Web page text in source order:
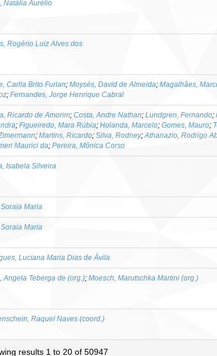
Natália Aurélio
Rogério Luiz Alves dos
Carlla Brito Furlan; Moysés, David de Almeida; Magalhães,
; Fernandes, Jorge Henrique Cabral
Ricardo de Amorim; Costa, Andre Nathan; Lundgren, Fernando;
; Figueiredo, Mara Rúbia; Holanda, Marcelo; Gomes, Mauro;
; Martins, Ricardo; Silva, Rodney; Athanazio, Rodrigo
Maurici da; Pereira, Mônica Corso
Isabela Silveira
Maria
Maria
Luciana Maria Dias de Ávila
Angela Teberga de (org.); Moesch, Marutschka Martini (org.)
Raquel Naves (coord.)
results 1 to 20 of 50947